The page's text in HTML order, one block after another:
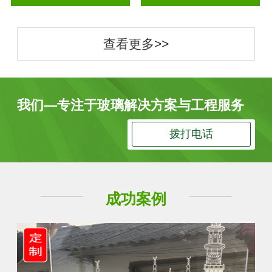
查看更多>>
我们—专注于玻璃解决方案与工程服务
拨打电话
成功案例